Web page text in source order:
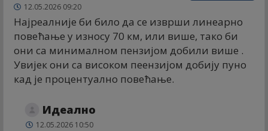
12.05.2026 09:20
Најреалније би било да се изврши линеарно
повећање у износу 70 км, или више, тако би
они са минималном пензијом добили више .
Увијек они са високом пеензијом добију пуно
кад је процентуално повећање.
Идеално
12.05.2026 10:50